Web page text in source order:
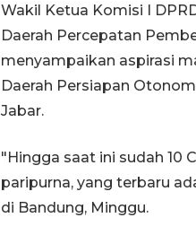
Wakil Ketua Komisi I
Daerah Percepatan
menyampaikan aspirasi
Daerah Persiapan
Jabar.
"Hingga saat ini sudah 10
paripurna, yang terbaru
di Bandung, Minggu.